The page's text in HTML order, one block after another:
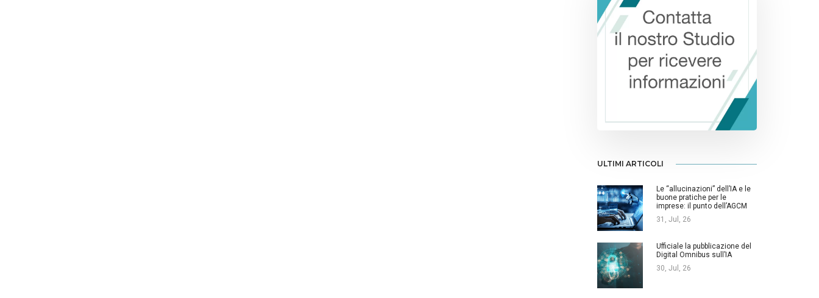
ULTIMI ARTICOLI
Le “allucinazioni” dell’IA e le
buone pratiche per le
imprese: il punto dell’AGCM
31, Jul, 26
Ufficiale la pubblicazione del
Digital Omnibus sull’IA
30, Jul, 26